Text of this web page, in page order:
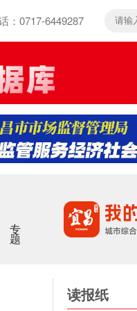
：0717-6449287
专题
读报纸